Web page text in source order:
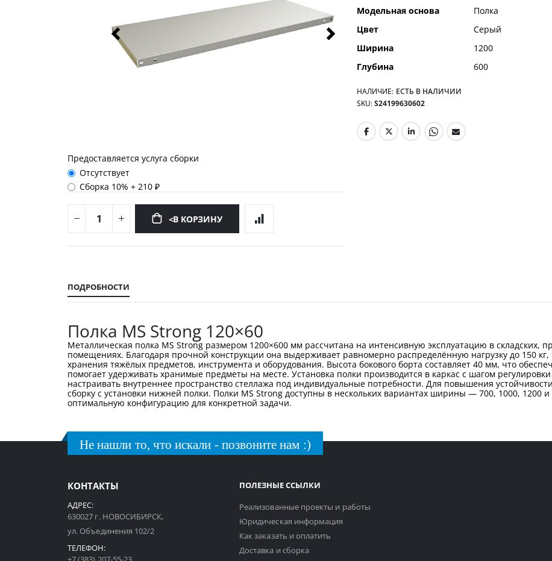
Предоставляется услуга сборки
Отсутствует
Сборка 10%+210 ₽
<В КОРЗИНУ
началу
галереи
изображений
Модельная основа
Полка
Цвет
Серый
Ширина
1200
Глубина
600
НАЛИЧИЕ: ЕСТЬ В НАЛИЧИИ
SKU S24199630602
ПОДРОБНОСТИ
Полка MS Strong 120×60
Металлическая полка MS Strong размером 1200×600 мм рассчитана на интенсивную эксплуатацию в складских,
помещениях. Благодаря прочной конструкции она выдерживает равномерно распределённую нагрузку до 150
хранения тяжёлых предметов, инструмента и оборудования. Высота бокового борта составляет 40 мм, что
помогает удерживать хранимые предметы на месте. Установка полки производится в каркас с шагом
настраивать внутреннее пространство стеллажа под индивидуальные потребности. Для повышения
сборку с установки нижней полки. Полки MS Strong доступны в нескольких вариантах ширины — 700, 1000, 1200
оптимальную конфигурацию для конкретной задачи.
Не нашли то, что искали - позвоните нам :)
КОНТАКТЫ
АДРЕС:
630027 г. НОВОСИБИРСК,
ул. Объединения 102/2
ТЕЛЕФОН:
ПОЛЕЗНЫЕ ССЫЛКИ
Реализованные проекты и работы
Юридическая информация
Как заказать и оплатить
Доставка и сборка